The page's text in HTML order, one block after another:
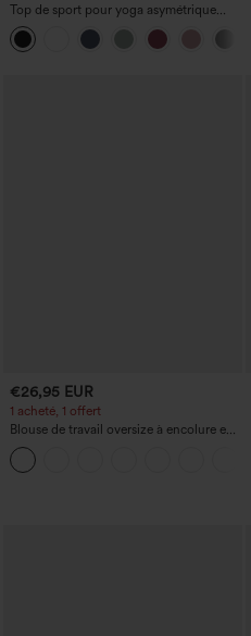
Top de sport pour yoga asymétrique
(une épaule) à manches longues avec
ouverture pour le pouce, ourlet arrondi
haut-bas, séchage rapide, soutien-gorge
€26,95 EUR
1 acheté, 1 offert
Blouse de travail oversize à encolure en
V, manches courtes, en tissu
anti‑froissage